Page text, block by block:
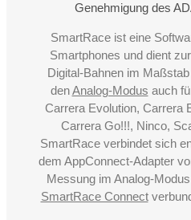
Genehmigung des
SmartRace ist eine
Smartphones und dient
Digital-Bahnen im
denAnalog-Modus auch
Carrera Evolution, Carrera
Carrera Go!!!, Ninco,
SmartRace verbindet sich
dem AppConnect-Adapter
Messung im Analog-
SmartRace Connect